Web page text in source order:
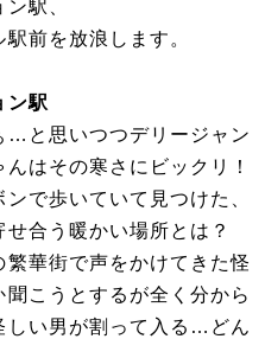
駅、
前を放浪します。
ン駅
と思いつつデリージャン
はその寒さにビックリ！
で歩いていて見つけた、
合う暖かい場所とは？
華街で声をかけてきた怪
こうとするが全く分から
しい男が割って入る…どん